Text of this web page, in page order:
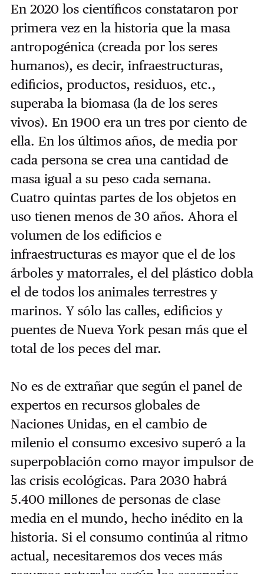
En 2020 los científicos constataron por
primera vez en la historia que la masa
antropogénica (creada por los seres
humanos), es decir, infraestructuras,
edificios, productos, residuos, etc.,
superaba la biomasa (la de los seres
vivos). En 1900 era un tres por ciento de
ella. En los últimos años, de media por
cada persona se crea una cantidad de
masa igual a su peso cada semana.
Cuatro quintas partes de los objetos en
uso tienen menos de 30 años. Ahora el
volumen de los edificios e
infraestructuras es mayor que el de los
árboles y matorrales, el del plástico dobla
el de todos los animales terrestres y
marinos. Y sólo las calles, edificios y
puentes de Nueva York pesan más que el
total de los peces del mar.
No es de extrañar que según el panel de
expertos en recursos globales de
Naciones Unidas, en el cambio de
milenio el consumo excesivo superó a la
superpoblación como mayor impulsor de
las crisis ecológicas. Para 2030 habrá
5.400 millones de personas de clase
media en el mundo, hecho inédito en la
historia. Si el consumo continúa al ritmo
actual, necesitaremos dos veces más